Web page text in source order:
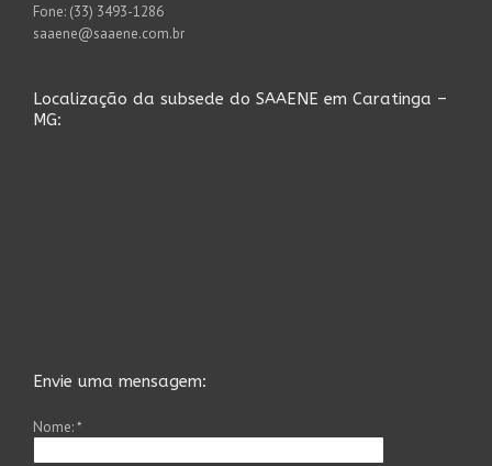
Fone: (33) 3493-1286
saaene@saaene.com.br
Localização da subsede do SAAENE em Caratinga –
MG:
Envie uma mensagem:
Nome:*